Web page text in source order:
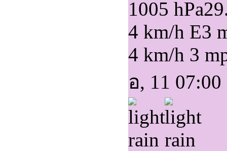
1005 hPa
4 km/h E3
4 km/h 3
อ, 11 07:00